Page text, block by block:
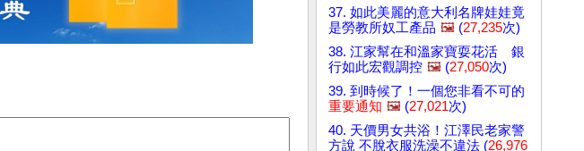
37. 如此美麗的意大利名牌娃娃竟
是勞教所奴工產品 🖼️ (27,235次)
38. 江家幫在和溫家寶耍花活 銀
行如此宏觀調控 🖼️ (27,050次)
39. 到時候了！一個您非看不可的
重要通知 🖼️ (27,021次)
40. 天價男女共浴！江澤民老家警
方說 不脫衣服洗澡不違法 (26,976